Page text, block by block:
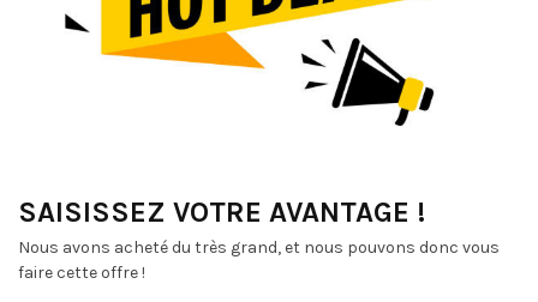
SAISISSEZ VOTRE AVANTAGE !
Nous avons acheté du très grand, et nous pouvons donc vous
faire cette offre !